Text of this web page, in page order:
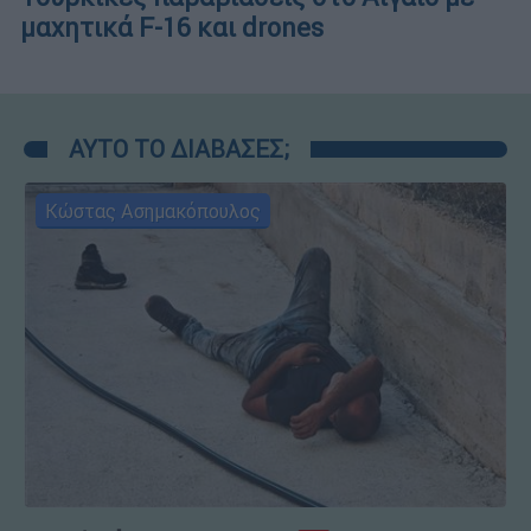
μαχητικά F-16 και drones
ΑΥΤΟ ΤΟ ΔΙΑΒΑΣΕΣ;
Κώστας Ασημακόπουλος